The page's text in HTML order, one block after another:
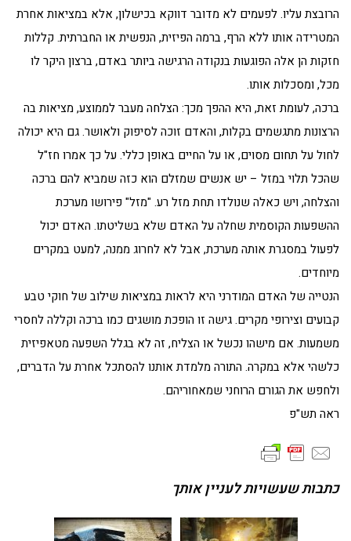
הרובצת עליו. לפעמים לא מדובר דווקא בכישלון, אלא במציאות אחרת
המטרידה אותו ללא הרף, ברמה הפיזית, הנפשית או החברתית. קללות
חזקות הן אלה הפוגעות בנקודה הרגישה ביותר באדם, ברצון היקר לו
מכל, ומסכלות אותו.
ברכה, לעומת זאת, היא ההפך מכך: הצלחה מעבר לממוצע, מציאות בה
הרצונות מתגשמים בקלות, והאדם זוכה לסיפוק ולאושר. גם היא יכולה
לחול על תחום מסוים, או על החיים באופן כללי. על כך אמרו חז"ל
שהכל תלוי במזל – יש אנשים שמזלם הוא כזה שמביא להם ברכה
והצלחה, ויש כאלה שנולדו תחת מזל רע. "מזל" פירושו מערכת
ההשפעות הקוסמית שחלה על האדם שלא בשליטתו. האדם יכול
לפעול במסגרת אותה מערכת, אבל לא לחרוג ממנה, למעט במקרים
מיוחדים.
הנטייה של האדם המודרני היא לראות במציאות שילוב של חוקי טבע
קבועים וצירופי מקרים. גישה זו הופכת מושגים כמו ברכה וקללה לחסרי
משמעות. אם מישהו נכשל או הצליח, זה לא בגלל השפעה מטאפיזית
כלשהי אלא במקרה. התורה מלמדת אותנו להסתכל אחרת על הדברים,
ולחפש את הגורם הרוחני שמאחוריהם.
ראה תש"פ
כתבות שעשויות לעניין אותך